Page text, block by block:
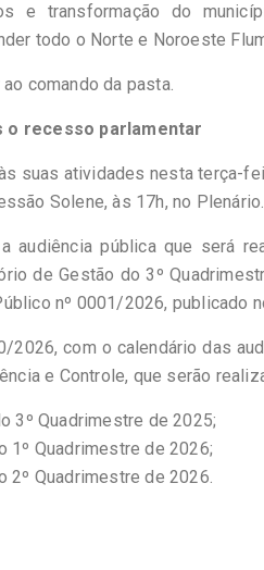
e transformação do
todo o Norte e Noroeste
comando da pasta.
o recesso parlamentar
suas atividades nesta terça-
Solene, às 17h, no Plenário.
audiência pública que será
de Gestão do 3º
nº 0001/2026, publicado
com o calendário das
e Controle, que serão
3º Quadrimestre de 2025;
Quadrimestre de 2026;
Quadrimestre de 2026.